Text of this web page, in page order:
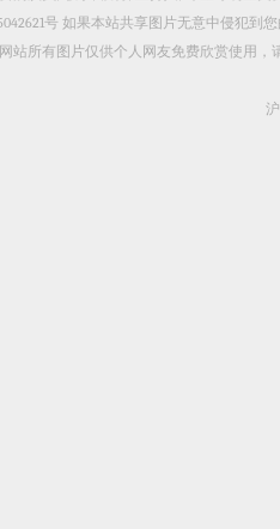
号 如果本站共享图片无意中侵犯到
网站所有图片仅供个人网友免费欣赏使用